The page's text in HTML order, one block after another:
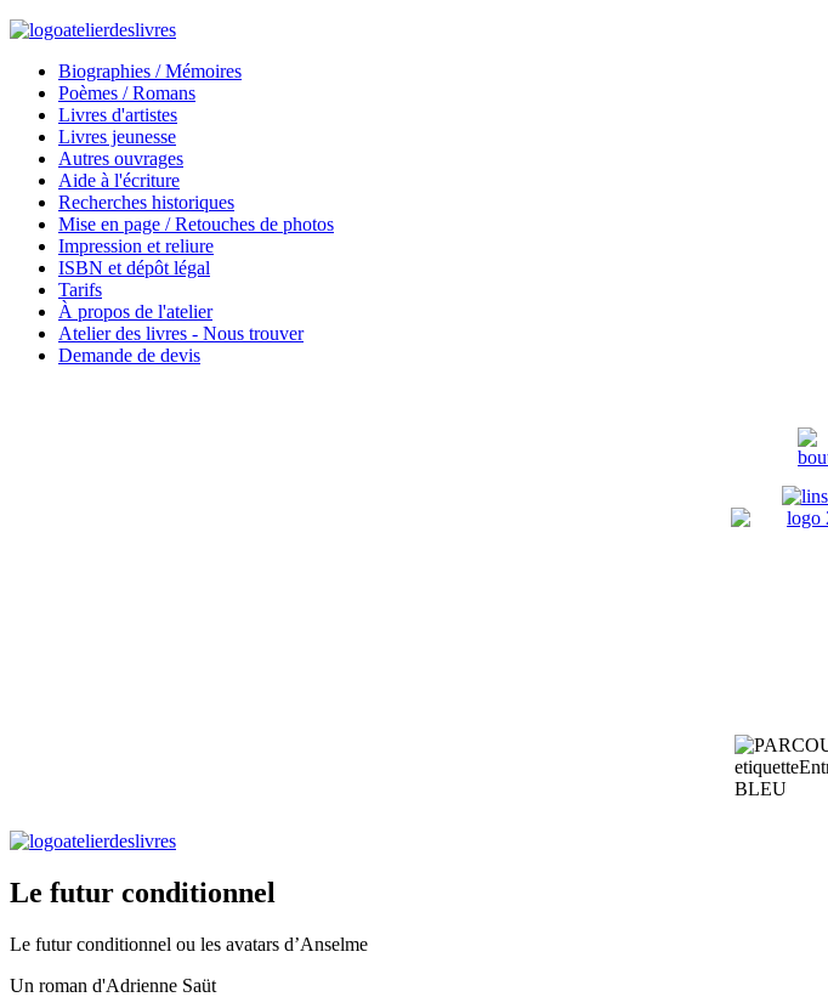
Biographies / Mémoires
Poèmes / Romans
Livres d'artistes
Livres jeunesse
Autres ouvrages
Aide à l'écriture
Recherches historiques
Mise en page / Retouches de photos
Impression et reliure
ISBN et dépôt légal
Tarifs
À propos de l'atelier
Atelier des livres - Nous trouver
Demande de devis
Le futur conditionnel
Le futur conditionnel ou les avatars d’Anselme
Un roman d'Adrienne Saüt